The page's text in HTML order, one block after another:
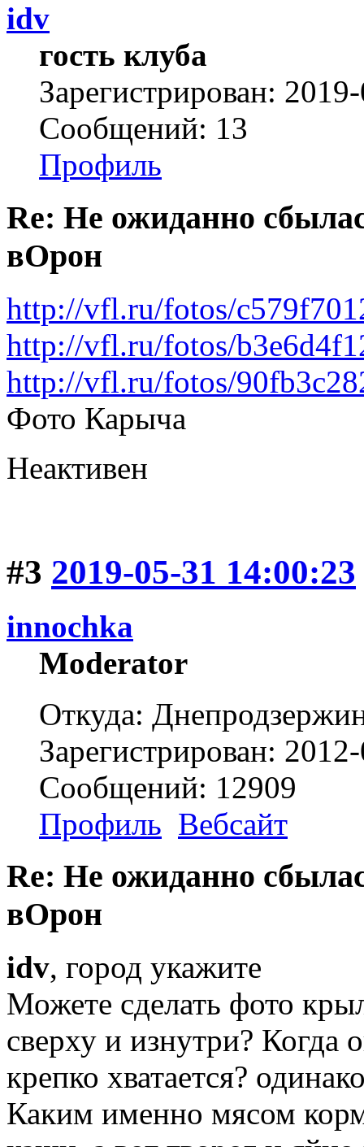
idv
гость клуба
Зарегистрирован:
Сообщений: 13
Профиль
Re: Не ожиданно
вОрон
http://vfl.ru/fotos/
http://vfl.ru/fotos/
http://vfl.ru/fotos/
Фото Карыча
Неактивен
#3 2019-05-31 14:00:23
innochka
Moderator
Откуда:
Зарегистрирован:
Сообщений: 12909
Профиль Вебсайт
Re: Не ожиданно
вОрон
idv, город укажите
Можете сделать фото
сверху и изнутри? Когда
крепко хватается?
Каким именно мясом